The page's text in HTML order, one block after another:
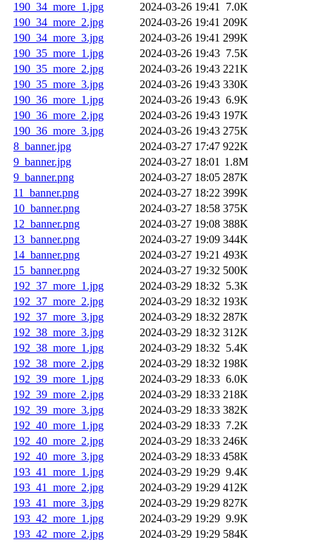
190_34_more_1.jpg 2024-03-26 19:41
7.0K
190_34_more_2.jpg
2024-03-26 19:41 209K
190_34_more_3.jpg
2024-03-26 19:41 299K
190_35_more_1.jpg
2024-03-26 19:43 7.5K
190_35_more_2.jpg
2024-03-26 19:43 221K
190_35_more_3.jpg
2024-03-26 19:43 330K
190_36_more_1.jpg
2024-03-26 19:43 6.9K
190_36_more_2.jpg
2024-03-26 19:43 197K
190_36_more_3.jpg
2024-03-26 19:43 275K
8_banner.jpg
2024-03-27 17:47 922K
9_banner.jpg
2024-03-27 18:01 1.8M
9_banner.png
2024-03-27 18:05 287K
11_banner.png
2024-03-27 18:22 399K
10_banner.png
2024-03-27 18:58 375K
12_banner.png
2024-03-27 19:08 388K
13_banner.png
2024-03-27 19:09 344K
14_banner.png
2024-03-27 19:21 493K
15_banner.png
2024-03-27 19:32 500K
192_37_more_1.jpg
2024-03-29 18:32 5.3K
192_37_more_2.jpg
2024-03-29 18:32 193K
192_37_more_3.jpg
2024-03-29 18:32 287K
192_38_more_3.jpg
2024-03-29 18:32 312K
192_38_more_1.jpg
2024-03-29 18:32 5.4K
192_38_more_2.jpg
2024-03-29 18:32 198K
192_39_more_1.jpg
2024-03-29 18:33 6.0K
192_39_more_2.jpg
2024-03-29 18:33 218K
192_39_more_3.jpg
2024-03-29 18:33 382K
192_40_more_1.jpg
2024-03-29 18:33 7.2K
192_40_more_2.jpg
2024-03-29 18:33 246K
192_40_more_3.jpg
2024-03-29 18:33 458K
193_41_more_1.jpg
2024-03-29 19:29 9.4K
193_41_more_2.jpg
2024-03-29 19:29 412K
193_41_more_3.jpg
2024-03-29 19:29 827K
193_42_more_1.jpg
2024-03-29 19:29 9.9K
193_42_more_2.jpg
2024-03-29 19:29 584K